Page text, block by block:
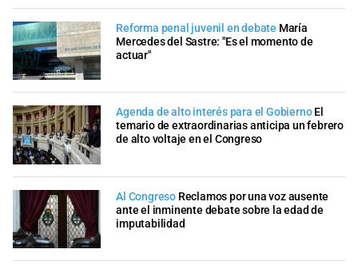
Reforma penal juvenil en debate María
Mercedes del Sastre: "Es el momento de
actuar"
Agenda de alto interés para el Gobierno El
temario de extraordinarias anticipa un febrero
de alto voltaje en el Congreso
Al Congreso Reclamos por una voz ausente
ante el inminente debate sobre la edad de
imputabilidad